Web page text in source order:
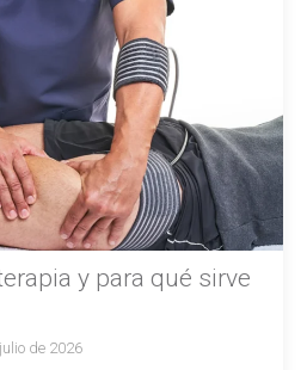
y para qué sirve
de 2026